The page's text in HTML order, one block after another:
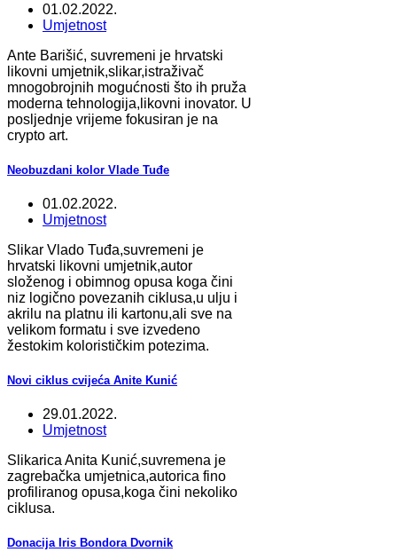
01.02.2022.
Umjetnost
Ante Barišić, suvremeni je hrvatski
likovni umjetnik,slikar,istraživač
mnogobrojnih mogućnosti što ih pruža
moderna tehnologija,likovni inovator. U
posljednje vrijeme fokusiran je na
crypto art.
Neobuzdani kolor Vlade Tuđe
01.02.2022.
Umjetnost
Slikar Vlado Tuđa,suvremeni je
hrvatski likovni umjetnik,autor
složenog i obimnog opusa koga čini
niz logično povezanih ciklusa,u ulju i
akrilu na platnu ili kartonu,ali sve na
velikom formatu i sve izvedeno
žestokim kolorističkim potezima.
Novi ciklus cvijeća Anite Kunić
29.01.2022.
Umjetnost
Slikarica Anita Kunić,suvremena je
zagrebačka umjetnica,autorica fino
profiliranog opusa,koga čini nekoliko
ciklusa.
Donacija Iris Bondora Dvornik